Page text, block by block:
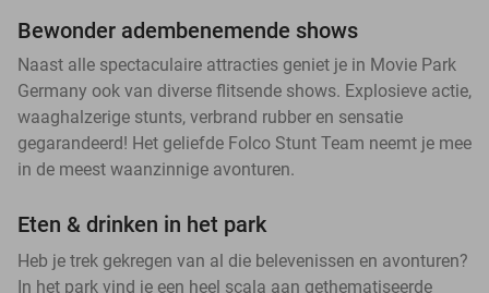
Bewonder adembenemende shows
Naast alle spectaculaire attracties geniet je in Movie Park
Germany ook van diverse flitsende shows. Explosieve actie,
waaghalzerige stunts, verbrand rubber en sensatie
gegarandeerd! Het geliefde Folco Stunt Team neemt je mee
in de meest waanzinnige avonturen.
Eten & drinken in het park
Heb je trek gekregen van al die belevenissen en avonturen?
In het park vind je een heel scala aan gethematiseerde